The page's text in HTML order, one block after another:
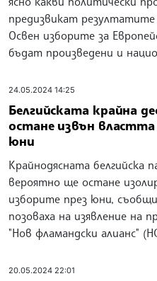
предизвикат
Освен изборите за
бъдат произведени и
24.05.2024 14:25
Белгийската крайна
остане извън властта
юни
Крайнодясната белгийска
вероятно ще остане
изборите през юни,
позоваха на изявление на
"Нов фламандски алианс"
20.05.2024 22:01